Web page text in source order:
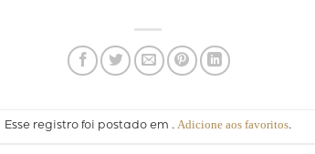
Esse registro foi postado em .Adicione aos favoritos.